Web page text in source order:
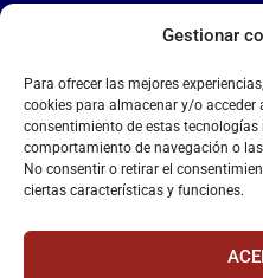
Gestionar
Para ofrecer las mejores
cookies para almacenar y/o
consentimiento de estas
comportamiento de navegación o
No consentir o retirar el
ciertas características y funciones.
LA FALANGE
Reproductor
de
vídeo